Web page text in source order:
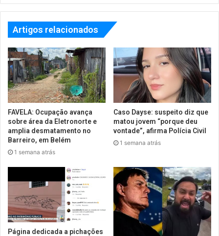
Artigos relacionados
FAVELA: Ocupação avança
sobre área da Eletronorte e
amplia desmatamento no
Barreiro, em Belém
1 semana atrás
Caso Dayse: suspeito diz que
matou jovem “porque deu
vontade”, afirma Polícia Civil
1 semana atrás
Página dedicada a pichações